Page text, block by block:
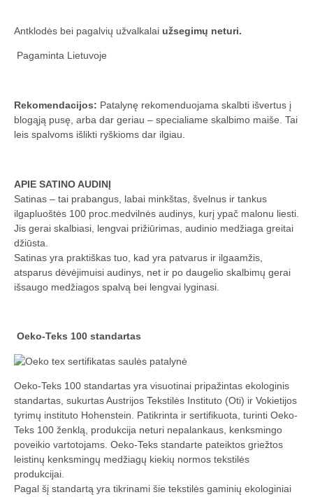
Antklodės bei pagalvių užvalkalai užsegimų neturi.
Pagaminta Lietuvoje
Rekomendacijos: Patalynę rekomenduojama skalbti išvertus į
blogąją pusę, arba dar geriau – specialiame skalbimo maiše. Tai
leis spalvoms išlikti ryškioms dar ilgiau.
APIE SATINO AUDINĮ
Satinas – tai prabangus, labai minkštas, švelnus ir tankus
ilgapluoštės 100 proc.medvilnės audinys, kurį ypač malonu liesti.
Jis gerai skalbiasi, lengvai prižiūrimas, audinio medžiaga greitai
džiūsta.
Satinas yra praktiškas tuo, kad yra patvarus ir ilgaamžis,
atsparus dėvėjimuisi audinys, net ir po daugelio skalbimų gerai
išsaugo medžiagos spalvą bei lengvai lyginasi.
Oeko-Teks 100 standartas
Oeko-Teks 100 standartas yra visuotinai pripažintas ekologinis
standartas, sukurtas Austrijos Tekstilės Instituto (Oti) ir Vokietijos
tyrimų instituto Hohenstein. Patikrinta ir sertifikuota, turinti Oeko-
Teks 100 ženklą, produkcija neturi nepalankaus, kenksmingo
poveikio vartotojams. Oeko-Teks standarte pateiktos griežtos
leistinų kenksmingų medžiagų kiekių normos tekstilės
produkcijai.
Pagal šį standartą yra tikrinami šie tekstilės gaminių ekologiniai